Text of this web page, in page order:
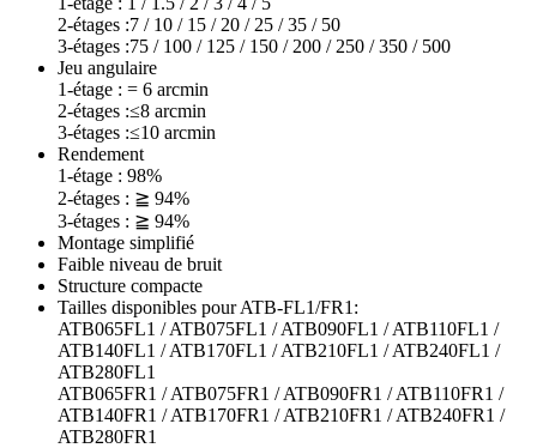
2-étages :7 / 10 / 15 / 20 / 25 / 35 / 50
3-étages :75 / 100 / 125 / 150 / 200 / 250 / 350 / 500
Jeu angulaire
1-étage : = 6 arcmin
2-étages :≤8 arcmin
3-étages :≤10 arcmin
Rendement
1-étage : 98%
2-étages : ≧ 94%
3-étages : ≧ 94%
Montage simplifié
Faible niveau de bruit
Structure compacte
Tailles disponibles pour ATB-FL1/FR1:
ATB065FL1 / ATB075FL1 / ATB090FL1 / ATB110FL1 /
ATB140FL1 / ATB170FL1 / ATB210FL1 / ATB240FL1 /
ATB280FL1
ATB065FR1 / ATB075FR1 / ATB090FR1 / ATB110FR1 /
ATB140FR1 / ATB170FR1 / ATB210FR1 / ATB240FR1 /
ATB280FR1